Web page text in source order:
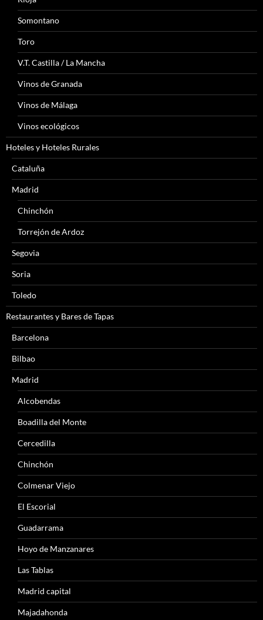
Somontano
Toro
V.T. Castilla / La Mancha
Vinos de Granada
Vinos de Málaga
Vinos ecológicos
Hoteles y Hoteles Rurales
Cataluña
Madrid
Chinchón
Torrejón de Ardoz
Segovia
Soria
Toledo
Restaurantes y Bares de Tapas
Barcelona
Bilbao
Madrid
Alcobendas
Boadilla del Monte
Cercedilla
Chinchón
Colmenar Viejo
El Escorial
Guadarrama
Hoyo de Manzanares
Las Tablas
Madrid capital
Majadahonda